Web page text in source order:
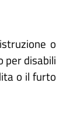
o
per disabili
o il furto